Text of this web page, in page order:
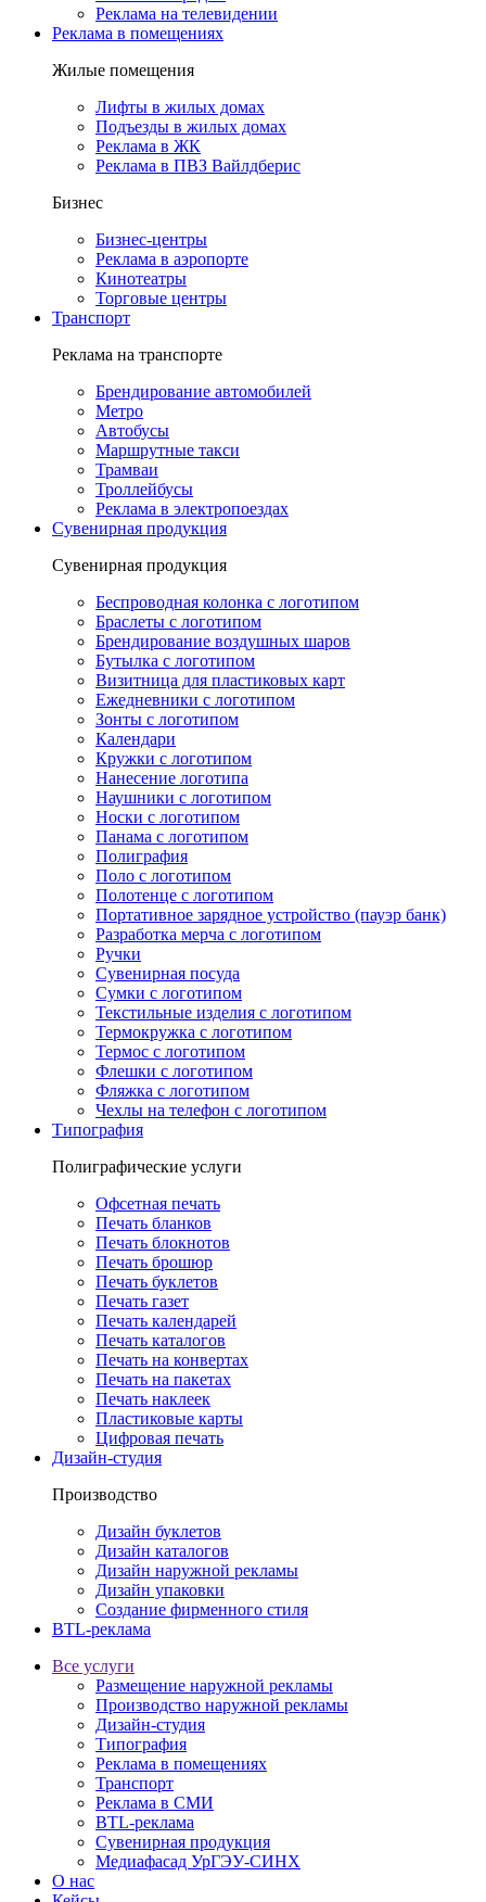
Реклама на телевидении
Реклама в помещениях
Жилые помещения
Лифты в жилых домах
Подъезды в жилых домах
Реклама в ЖК
Реклама в ПВЗ Вайлдберис
Бизнес
Бизнес-центры
Реклама в аэропорте
Кинотеатры
Торговые центры
Транспорт
Реклама на транспорте
Брендирование автомобилей
Метро
Автобусы
Маршрутные такси
Трамваи
Троллейбусы
Реклама в электропоездах
Сувенирная продукция
Сувенирная продукция
Беспроводная колонка с логотипом
Браслеты с логотипом
Брендирование воздушных шаров
Бутылка с логотипом
Визитница для пластиковых карт
Ежедневники с логотипом
Зонты с логотипом
Календари
Кружки с логотипом
Нанесение логотипа
Наушники с логотипом
Носки с логотипом
Панама с логотипом
Полиграфия
Поло с логотипом
Полотенце с логотипом
Портативное зарядное устройство (пауэр банк)
Разработка мерча с логотипом
Ручки
Сувенирная посуда
Сумки с логотипом
Текстильные изделия с логотипом
Термокружка с логотипом
Термос с логотипом
Флешки с логотипом
Фляжка с логотипом
Чехлы на телефон с логотипом
Типография
Полиграфические услуги
Офсетная печать
Печать бланков
Печать блокнотов
Печать брошюр
Печать буклетов
Печать газет
Печать календарей
Печать каталогов
Печать на конвертах
Печать на пакетах
Печать наклеек
Пластиковые карты
Цифровая печать
Дизайн-студия
Производство
Дизайн буклетов
Дизайн каталогов
Дизайн наружной рекламы
Дизайн упаковки
Создание фирменного стиля
BTL-реклама
Все услуги
Размещение наружной рекламы
Производство наружной рекламы
Дизайн-студия
Типография
Реклама в помещениях
Транспорт
Реклама в СМИ
BTL-реклама
Сувенирная продукция
Медиафасад УрГЭУ-СИНХ
О нас